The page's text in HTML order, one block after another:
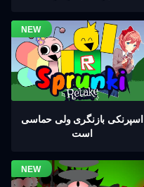
اسپرنکی بازنگری ولی حماسی
است